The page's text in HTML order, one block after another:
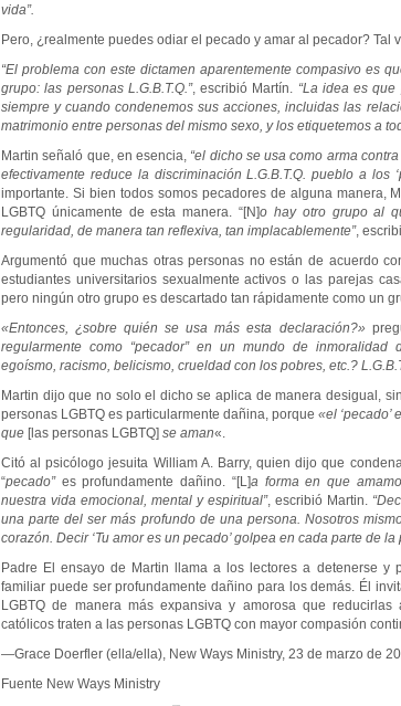
vida”.
Pero, ¿realmente puedes odiar el pecado y amar al pecador? Tal
“El problema con este dictamen aparentemente compasivo es
grupo: las personas L.G.B.T.Q.”, escribió Martín. “La idea es que
siempre y cuando condenemos sus acciones, incluidas las
matrimonio entre personas del mismo sexo, y los etiquetemos a
Martin señaló que, en esencia, “el dicho se usa como arma
efectivamente reduce la discriminación L.G.B.T.Q. pueblo a los
importante. Si bien todos somos pecadores de alguna manera,
LGBTQ únicamente de esta manera. “[N]o hay otro grupo al
regularidad, de manera tan reflexiva, tan implacablemente”,
Argumentó que muchas otras personas no están de acuerdo
estudiantes universitarios sexualmente activos o las parejas
pero ningún otro grupo es descartado tan rápidamente como un
«Entonces, ¿sobre quién se usa más esta declaración?»
regularmente como “pecador” en un mundo de inmoralidad
egoísmo, racismo, belicismo, crueldad con los pobres, etc.?
Martin dijo que no solo el dicho se aplica de manera desigual,
personas LGBTQ es particularmente dañina, porque «el ‘pecado’
que [las personas LGBTQ] se aman«.
Citó al psicólogo jesuita William A. Barry, quien dijo que
“pecado”es profundamente dañino. “[L]a forma en que
nuestra vida emocional, mental y espiritual”, escribió Martin.
una parte del ser más profundo de una persona. Nosotros
corazón. Decir ‘Tu amor es un pecado’ golpea en cada parte de la
Padre El ensayo de Martin llama a los lectores a detenerse y
familiar puede ser profundamente dañino para los demás. Él
LGBTQ de manera más expansiva y amorosa que reducirlas
católicos traten a las personas LGBTQ con mayor compasión
—Grace Doerfler (ella/ella), New Ways Ministry, 23 de marzo de
Fuente New Ways Ministry